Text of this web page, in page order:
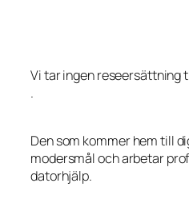
Vi tar ingen reseersättning
.
Den som kommer hem till
modersmål och arbetar
datorhjälp.